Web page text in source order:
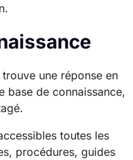
une réponse en
base de connaissance,
toutes les
procédures, guides